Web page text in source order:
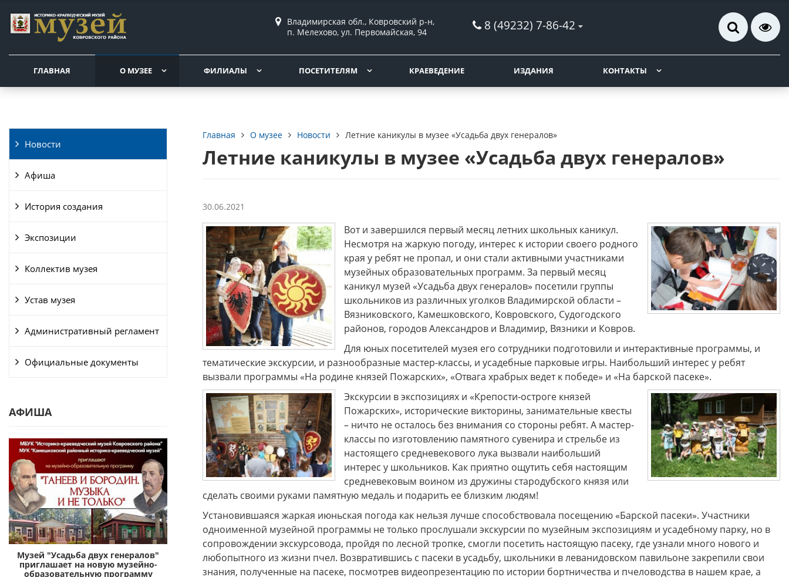
Владимирская обл., Ковровский р-н,
п. Мелехово, ул. Первомайская, 94
8 (49232) 7-86-42
ГЛАВНАЯ О МУЗЕЕ ФИЛИАЛЫ ПОСЕТИТЕЛЯМ КРАЕВЕДЕНИЕ ИЗДАНИЯ КОНТАКТЫ
Новости
Афиша
История создания
Экспозиции
Коллектив музея
Устав музея
Административный регламент
Официальные документы
АФИША
Музей "Усадьба двух генералов"
приглашает на новую музейно-
образовательную программу
Музей «Усадьба двух генералов»
приглашает отправиться в эпоху
князей Пожарских
Музей «Стародуб на Клязьме»
(Ковровский район, село
Клязьминский Городок)
Дорогие друзья! Приглашаем Вас
посетить увлекательные и
разнообразные программы по
Музей "Усадьба двух
приглашает на новую
образовательную программу
Главная О музее Новости Летние каникулы в музее «Усадьба двух генералов»
Летние каникулы в музее «Усадьба двух генералов»
30.06.2021
Вот и завершился первый месяц летних школьных каникул.
Несмотря на жаркую погоду, интерес к истории своего родного
края у ребят не пропал, и они стали активными участниками
музейных образовательных программ. За первый месяц
каникул музей «Усадьба двух генералов» посетили группы
школьников из различных уголков Владимирской области –
Вязниковского, Камешковского, Ковровского, Судогодского
районов, городов Александров и Владимир, Вязники и Ковров.
Для юных посетителей музея его сотрудники подготовили и интерактивные программы, и
тематические экскурсии, и разнообразные мастер-классы, и усадебные парковые игры. Наибольший интерес у ребят
вызвали программы «На родине князей Пожарских», «Отвага храбрых ведет к победе» и «На барской пасеке».
Экскурсии в экспозициях и «Крепости-остроге князей
Пожарских», исторические викторины, занимательные квесты
– ничто не осталось без внимания со стороны ребят. А мастер-
классы по изготовлению памятного сувенира и стрельбе из
настоящего средневекового лука вызвали наибольший
интерес у школьников. Как приятно ощутить себя настоящим
средневековым воином из дружины стародубского князя или
сделать своими руками памятную медаль и подарить ее близким людям!
Установившаяся жаркая июньская погода как нельзя лучше способствовала посещению «Барской пасеки». Участники
одноименной музейной программы не только прослушали экскурсии по музейным экспозициям и усадебному парку, но в
сопровождении экскурсовода, пройдя по лесной тропке, смогли посетить настоящую пасеку, где узнали много нового и
любопытного из жизни пчел. Возвратившись с пасеки в усадьбу, школьники в леванидовском павильоне закрепили свои
знания, полученные на пасеке, посмотрев видеопрезентацию по истории бортничества и пчеловодства в нашем крае, а